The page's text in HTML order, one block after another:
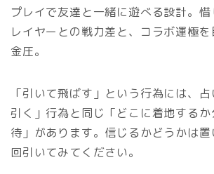
プレイで友達と一緒に遊べる設計。
レイヤーとの戦力差と、コラボ運極
金圧。
「引いて飛ばす」という行為には、
引く」行為と同じ「どこに着地する
待」があります。信じるかどうかは置
回引いてみてください。